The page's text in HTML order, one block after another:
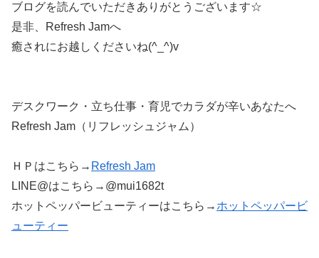
ブログを読んでいただきありがとうございます☆
是非、Refresh Jamへ
癒されにお越しくださいね(^_^)v
デスクワーク・立ち仕事・育児でカラダが辛いあなたへ
Refresh Jam（リフレッシュジャム）
ＨＰはこちら→ Refresh Jam
LINE@はこちら→@mui1682t
ホットペッパービューティーはこちら→ ホットペッパービ
ューティー